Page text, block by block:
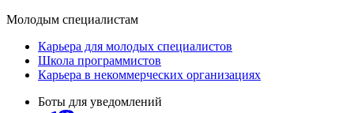
Молодым специалистам
Карьера для молодых специалистов
Школа программистов
Карьера в некоммерческих организациях
Боты для уведомлений